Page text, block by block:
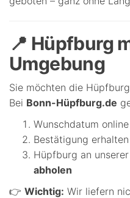
📍 Hüpfburg
Umgebung
Sie möchten die
Bei Bonn-Hüpfburg.de
Wunschdatum
Bestätigung erhalten
Hüpfburg an unserer
abholen
👉 Wichtig: Wir liefern